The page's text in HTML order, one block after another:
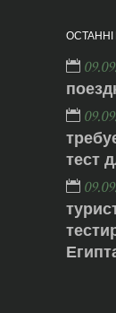
тест